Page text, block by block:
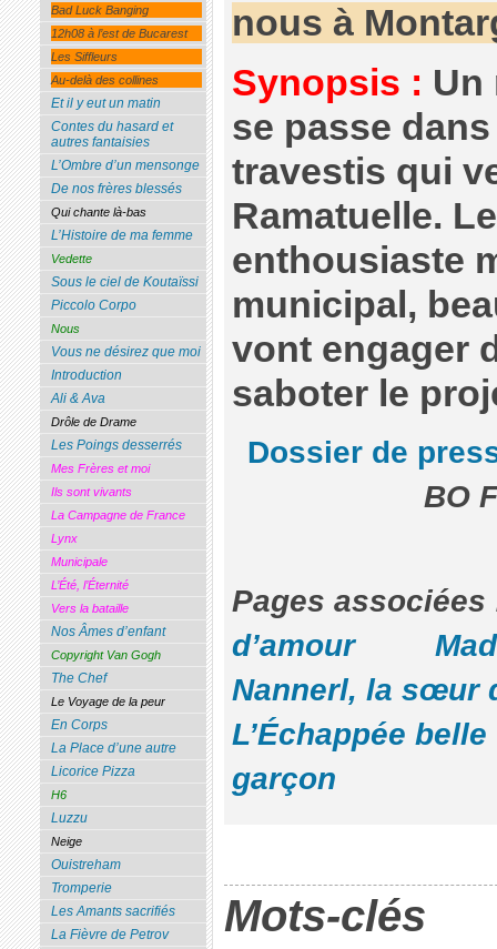
nous à
Synopsis : Un
se passe
travestis qui
Ramatuelle.
enthousiaste
municipal,
vont engager
saboter le
Dossier de
BO
Pages
d’amour
Nannerl, la sœur
L’Échappée belle
garçon
Mots-clés
Bad Luck Banging
12h08 à l’est de Bucarest
Les Siffleurs
Au-delà des collines
Et il y eut un matin
Contes du hasard et
autres fantaisies
L’Ombre d’un mensonge
De nos frères blessés
Qui chante là-bas
L’Histoire de ma femme
Vedette
Sous le ciel de Koutaïssi
Piccolo Corpo
Nous
Vous ne désirez que moi
Introduction
Ali & Ava
Drôle de Drame
Les Poings desserrés
Mes Frères et moi
Ils sont vivants
La Campagne de France
Lynx
Municipale
L’Été, l’Éternité
Vers la bataille
Nos Âmes d’enfant
Copyright Van Gogh
The Chef
Le Voyage de la peur
En Corps
La Place d’une autre
Licorice Pizza
H6
Luzzu
Neige
Ouistreham
Tromperie
Les Amants sacrifiés
La Fièvre de Petrov